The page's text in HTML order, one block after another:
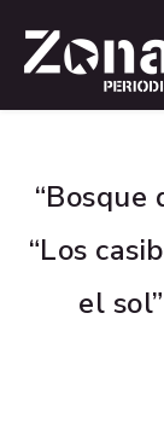
“Bosque
“Los
el